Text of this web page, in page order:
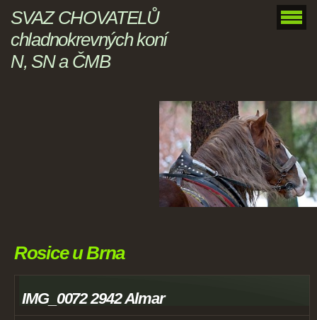
SVAZ CHOVATELŮ
chladnokrevných koní
N, SN a ČMB
Rosice u Brna
IMG_0072 2942 Almar